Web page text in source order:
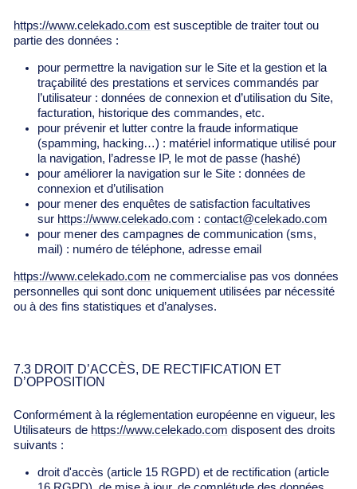
https://www.celekado.com est susceptible de traiter tout ou
partie des données :
pour permettre la navigation sur le Site et la gestion et la
traçabilité des prestations et services commandés par
l’utilisateur : données de connexion et d’utilisation du Site,
facturation, historique des commandes, etc.
pour prévenir et lutter contre la fraude informatique
(spamming, hacking…) : matériel informatique utilisé pour
la navigation, l’adresse IP, le mot de passe (hashé)
pour améliorer la navigation sur le Site : données de
connexion et d’utilisation
pour mener des enquêtes de satisfaction facultatives
sur https://www.celekado.com : contact@celekado.com
pour mener des campagnes de communication (sms,
mail) : numéro de téléphone, adresse email
https://www.celekado.com ne commercialise pas vos données
personnelles qui sont donc uniquement utilisées par nécessité
ou à des fins statistiques et d’analyses.
7.3 DROIT D’ACCÈS, DE RECTIFICATION ET
D’OPPOSITION
Conformément à la réglementation européenne en vigueur, les
Utilisateurs de https://www.celekado.com disposent des droits
suivants :
droit d'accès (article 15 RGPD) et de rectification (article